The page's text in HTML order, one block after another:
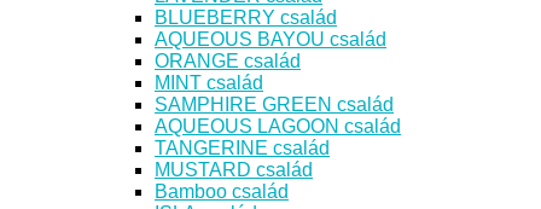
BLUEBERRY család
AQUEOUS BAYOU család
ORANGE család
MINT család
SAMPHIRE GREEN család
AQUEOUS LAGOON család
TANGERINE család
MUSTARD család
Bamboo család